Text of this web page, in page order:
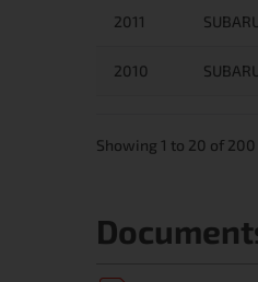
2011
2010
Showing 1 to 20 of